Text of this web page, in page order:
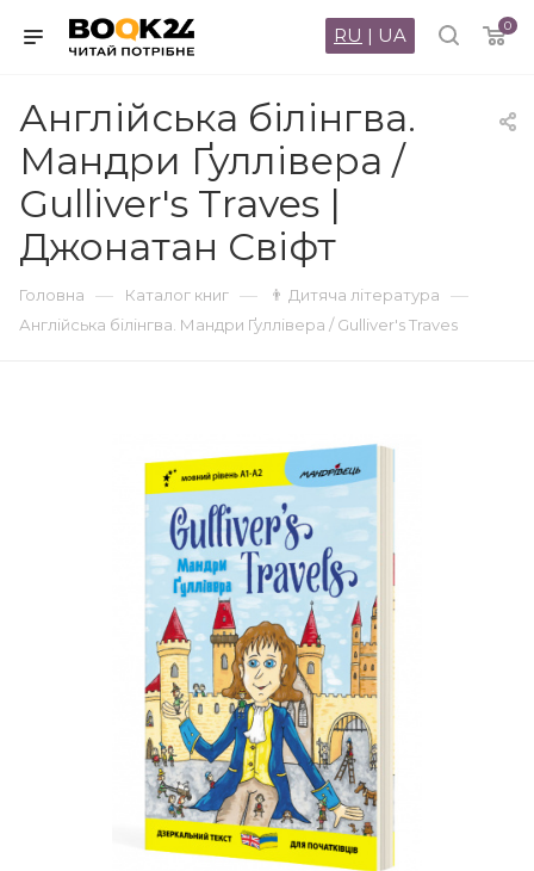
0
RU | UA
Англійська білінгва.
Мандри Ґуллівера /
Gulliver's Traves |
Джонатан Свiфт
Головна — Каталог книг — 👨 Дитяча література —
Англійська білінгва. Мандри Ґуллівера / Gulliver's Traves